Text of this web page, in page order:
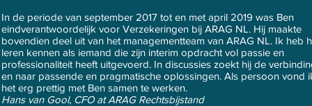
In de periode van september 2017 tot en met april 2019 was Ben
eindverantwoordelijk voor Verzekeringen bij ARAG NL. Hij maakte
bovendien deel uit van het managementteam van ARAG NL. Ik heb
leren kennen als iemand die zijn interim opdracht vol passie en
professionaliteit heeft uitgevoerd. In discussies zoekt hij de
en naar passende en pragmatische oplossingen. Als persoon vond
het erg prettig met Ben samen te werken.
Hans van Gool, CFO at ARAG Rechtsbijstand